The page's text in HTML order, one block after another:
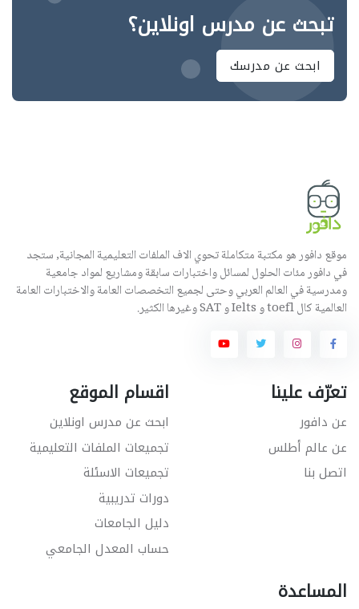
تبحث عن مدرس اونلاين؟
ابحث عن مدرسك
موقع دافور هو مكتبة متكاملة تحوي الاف الملفات التعليمية المجانية, ستجد
في دافور مئات الحلول لمسائل واختبارات سابقة ومشاريع لمواد جامعية
ومدرسية في العالم العربي وحتى لجميع التخصصات العامة والاختبارات العامة
العالمية كال toefl و Ielts و SAT وغيرها الكثير.
تعرّف علينا
عن دافور
عن عالم أطلس
اتصل بنا
اقسام الموقع
ابحث عن مدرس اونلاين
تجميعات الملفات التعليمية
تجميعات الاسئلة
دورات تدريبية
دليل الجامعات
حساب المعدل الجامعي
المساعدة